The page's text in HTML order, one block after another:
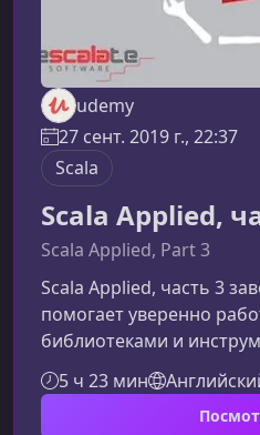
udemy
27 сент. 2019 г., 22:37
Scala
Scala Applied,
Scala Applied, Part 3
Scala Applied, часть 3
помогает уверенно
библиотеками и
части курса упор
применение
углублённое изучение
5 ч 23 мин